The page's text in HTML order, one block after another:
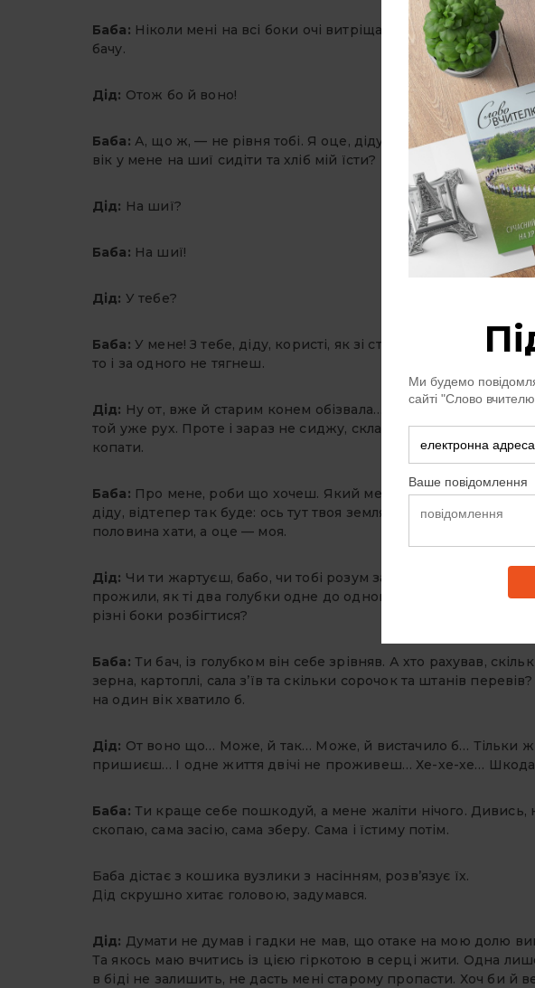
Баба: Ніколи мені на всі боки очі витріщати та рота
бачу.
Дід: Отож бо й воно!
Баба: А, що ж, — не рівня тобі. Я оце, діду, думала та й так
вік у мене на шиї сидіти та хліб мій їсти?
Дід: На шиї?
Баба: На шиї!
Дід: У тебе?
Баба: У мене! З тебе, діду, користі, як зі старого коня: їси за
то і за одного не тягнеш.
Дід: Ну от, вже й старим конем обізвала… Оце дожився…
той уже рух. Проте і зараз не сиджу, склавши руки. Оце двір
копати.
Баба: Про мене, роби що хочеш. Який мені клопіт? Живи, як
діду, відтепер так буде: ось тут твоя земля, а ось тут — моя. А
половина хати, а оце — моя.
Дід: Чи ти жартуєш, бабо, чи тобі розум затьмарило? Та ми ж із
прожили, як ті два голубки одне до одного горнулися. І щоб оце
різні боки розбігтися?
Баба: Ти бач, із голубком він себе зрівняв. А хто рахував,
зерна, картоплі, сала з’їв та скільки сорочок та штанів
на один вік хватило б.
Дід: От воно що… Може, й так… Може, й вистачило б… Тільки ж
пришиєш… І одне життя двічі не проживеш… Хе-хе-хе… Шкода
Баба: Ти краще себе пошкодуй, а мене жаліти нічого. Дивись,
скопаю, сама засію, сама зберу. Сама і їстиму потім.
Баба дістає з кошика вузлики з насінням, розв’язує їх.
Дід скрушно хитає головою, задумався.
Дід: Думати не думав і гадки не мав, що отаке на мою долю
Та якось маю вчитись із цією гіркотою в серці жити. Одна
в біді не залишить, не дасть мені старому пропасти. Хоч би й